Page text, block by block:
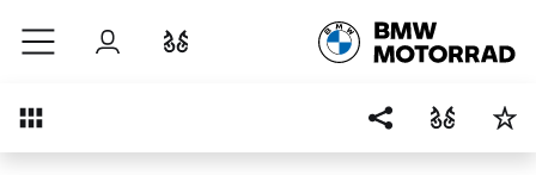
Przejdź do głównej treści
Zaloguj się
Przegląd